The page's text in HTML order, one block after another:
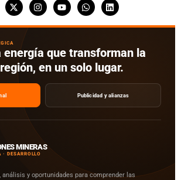
energía que transforman la
en un solo lugar.
Publicidad y alianzas
MINERAS
· DESARROLLO
análisis y oportunidades para comprender las